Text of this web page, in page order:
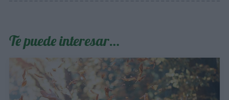
Te puede interesar…